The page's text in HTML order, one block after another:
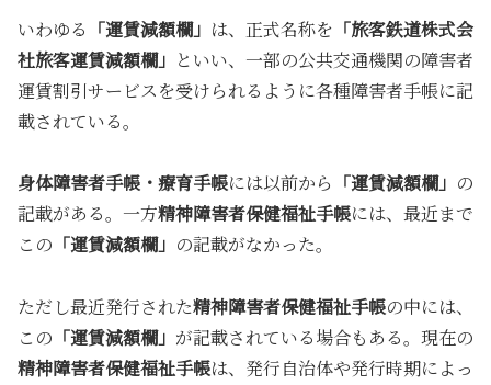
いわゆる 「運賃減額欄」 は、正式名称を 「旅客鉄道株式会
社旅客運賃減額欄」 といい、一部の公共交通機関の障害者
運賃割引サービスを受けられるように各種障害者手帳に記
載されている。
身体障害者手帳・療育手帳には以前から 「運賃減額欄」 の
記載がある。一方精神障害者保健福祉手帳には、最近まで
この 「運賃減額欄」 の記載がなかった。
ただし最近発行された精神障害者保健福祉手帳の中には、
この 「運賃減額欄」 が記載されている場合もある。現在の
精神障害者保健福祉手帳は、発行自治体や発行時期によっ